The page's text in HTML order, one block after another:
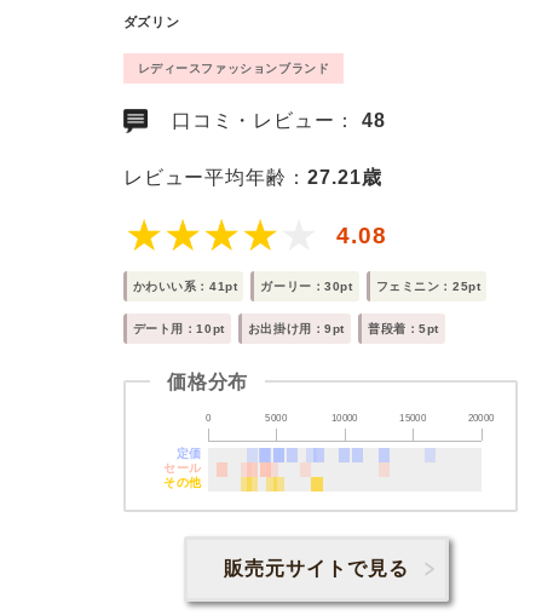
ダズリン
レディースファッションブランド
口コミ・レビュー：48
レビュー平均年齢：27.21歳
4.08
かわいい系：41pt ガーリー：30pt フェミニン：25pt
デート用：10pt お出掛け用：9pt 普段着：5pt
価格分布
0 5000 10000 15000 20000
定価
セール
その他
販売元サイトで見る